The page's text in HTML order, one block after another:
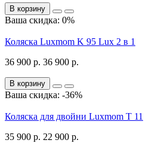
В корзину
Ваша скидка: 0%
Коляска Luxmom K 95 Lux 2 в 1
36 900 р. 36 900 р.
В корзину
Ваша скидка: -36%
Коляска для двойни Luxmom T 11
35 900 р. 22 900 р.